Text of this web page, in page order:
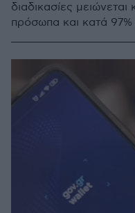
διαδικασίες
πρόσωπα και κατά 97%